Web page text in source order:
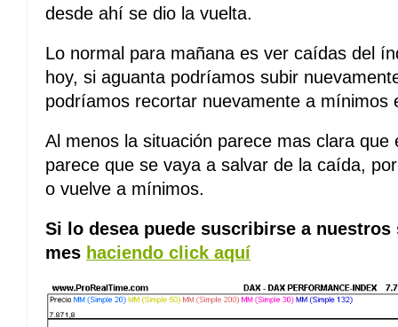
desde ahí se dio la vuelta.
Lo normal para mañana es ver caídas del
hoy, si aguanta podríamos subir
podríamos recortar nuevamente a mínimos
Al menos la situación parece mas clara
parece que se vaya a salvar de la caída,
o vuelve a mínimos.
Si lo desea puede suscribirse a
mes haciendo click aquí